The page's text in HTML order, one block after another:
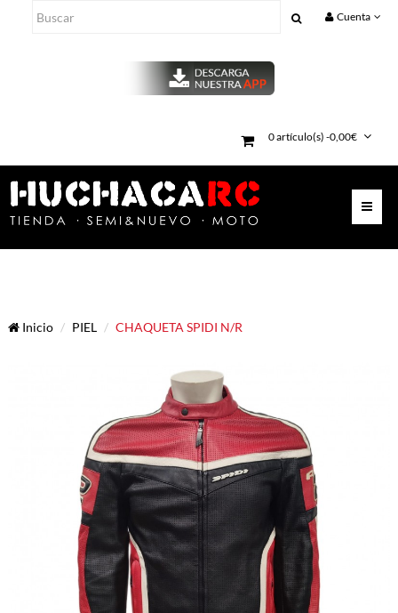
Cuenta
0 artículo(s) -0,00€
Inicio PIEL CHAQUETA SPIDI N/R